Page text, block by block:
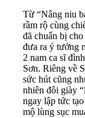
Từ “Nâng niu
rầm rộ cùng
đã chuẩn bị
đưa ra ý tưởng
2 nam ca sĩ
Sơn. Riêng về
sức hút cũng
nhiên đôi giày
ngay lập tức
mộ lùng sục